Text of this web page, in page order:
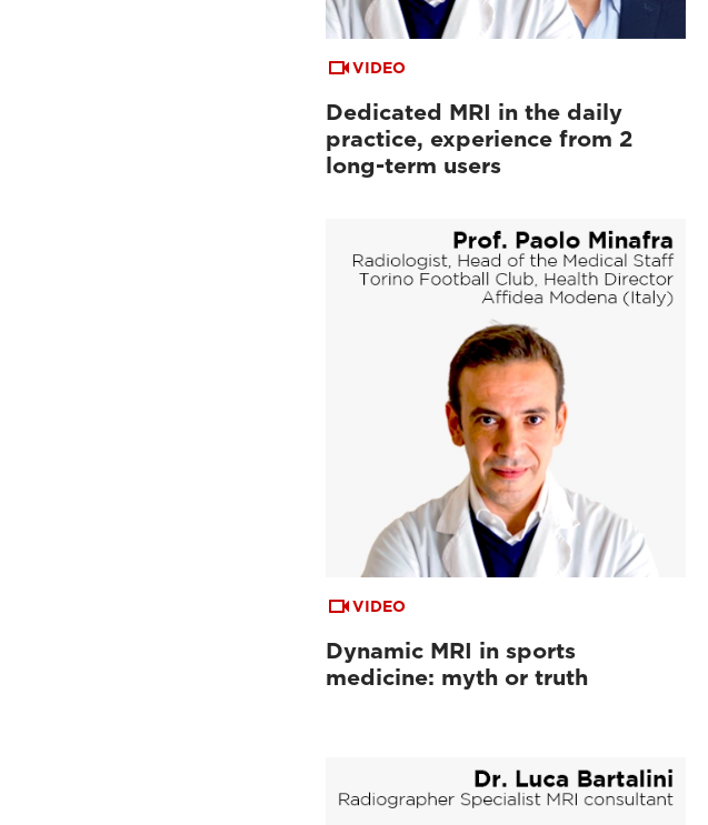
VIDEO
Dedicated MRI in the daily
practice, experience from 2
long-term users
VIDEO
Dynamic MRI in sports
medicine: myth or truth